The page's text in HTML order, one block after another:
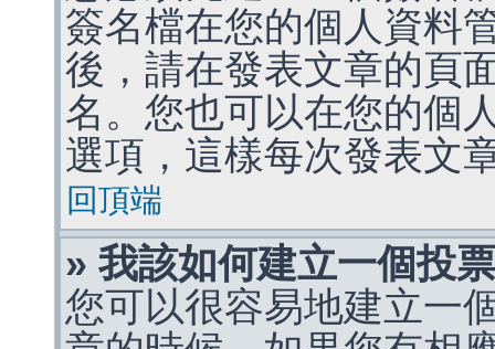
簽名檔在您的個人資料
後，請在發表文章的頁
名。您也可以在您的個
選項，這樣每次發表文
回頂端
» 我該如何建立一個投
您可以很容易地建立一